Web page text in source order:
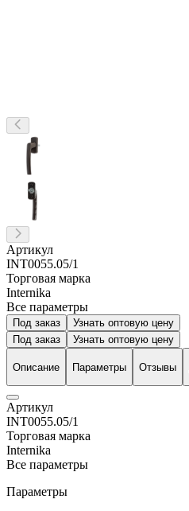
Артикул
INT0055.05/1
Торговая марка
Internika
Все параметры
Под заказ
Узнать оптовую цену
Под заказ
Узнать оптовую цену
Описание Параметры Отзывы
Артикул
INT0055.05/1
Торговая марка
Internika
Все параметры
Параметры